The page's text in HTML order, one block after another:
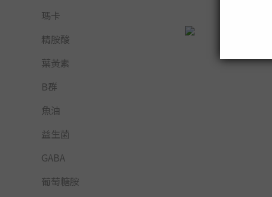
瑪卡
精胺酸
葉黃素
B群
魚油
益生菌
GABA
葡萄糖胺